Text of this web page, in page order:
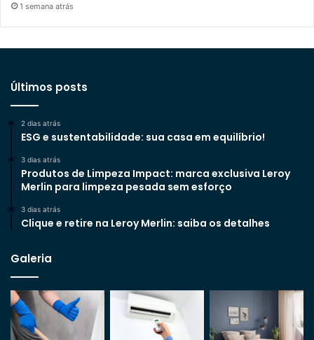
1 semana atrás
Últimos posts
2 dias atrás
ESG e sustentabilidade: sua casa em equilíbrio!
3 dias atrás
Produtos de Limpeza Impact: marca exclusiva Leroy
Merlin para limpeza pesada sem esforço
3 dias atrás
Clique e retire na Leroy Merlin: saiba os detalhes
Galeria